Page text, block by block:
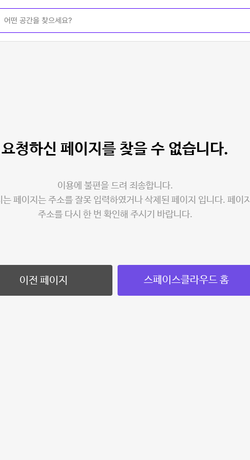
요청하신 페이지를 찾을 수 없습니다.
이용에 불편을 드려 죄송합니다.
는 페이지는 주소를 잘못 입력하였거나 삭제된 페이지 입니다. 페이지
주소를 다시 한 번 확인해 주시기 바랍니다.
이전 페이지 스페이스클라우드 홈